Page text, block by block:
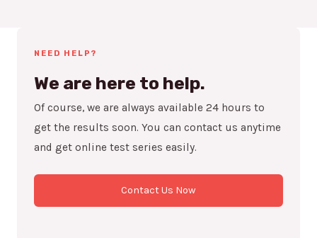
NEED HELP?
We are here to help.
Of course, we are always available 24 hours to
get the results soon. You can contact us anytime
and get online test series easily.
Contact Us Now